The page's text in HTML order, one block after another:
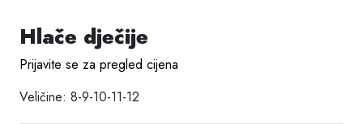
Hlače dječije
Prijavite se za pregled cijena
Veličine: 8-9-10-11-12